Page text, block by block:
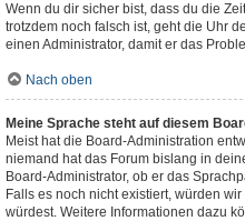
Wenn du dir sicher bist, dass du die
trotzdem noch falsch ist, geht die Uhr
einen Administrator, damit er das
Nach oben
Meine Sprache steht auf diesem
Meist hat die Board-Administration
niemand hat das Forum bislang in
Board-Administrator, ob er das
Falls es noch nicht existiert, würden
würdest. Weitere Informationen dazu